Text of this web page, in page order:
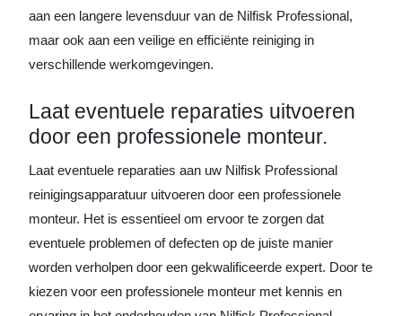
aan een langere levensduur van de Nilfisk Professional,
maar ook aan een veilige en efficiënte reiniging in
verschillende werkomgevingen.
Laat eventuele reparaties uitvoeren
door een professionele monteur.
Laat eventuele reparaties aan uw Nilfisk Professional
reinigingsapparatuur uitvoeren door een professionele
monteur. Het is essentieel om ervoor te zorgen dat
eventuele problemen of defecten op de juiste manier
worden verholpen door een gekwalificeerde expert. Door te
kiezen voor een professionele monteur met kennis en